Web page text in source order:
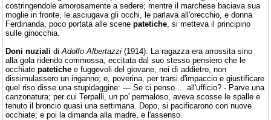
costringendole amorosamente a sedere; mentre il marchese baciava sua
moglie in fronte, le asciugava gli occhi, le parlava all'orecchio, e donna
Ferdinanda, poco portata alle scene patetiche , si metteva il principino
sulle ginocchia.
Doni nuziali di Adolfo Albertazzi (1914): La ragazza era arrossita sino
alla gola ridendo commossa, eccitata dal suo stesso pensiero che le
occhiate patetiche e fuggevoli del giovane, nei dì addietro, non
dissimulassero un inganno; e, poverina, per trarsi d'impaccio e giustificare
quel riso disse una stupidaggine: — Se ci penso.... all'ufficio? - Parve una
canzonatura; per cui Terpalli, un po' permaloso, aveva scosse le spalle e
tenuto il broncio quasi una settimana. Dopo, si pacificarono con nuove
occhiate; e poi la dimanda alla madre, e l'assenso.